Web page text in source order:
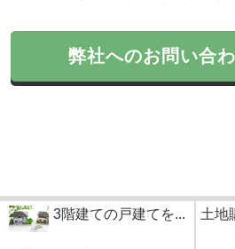
弊社へのお問い合
3階建ての戸建てを... 土地